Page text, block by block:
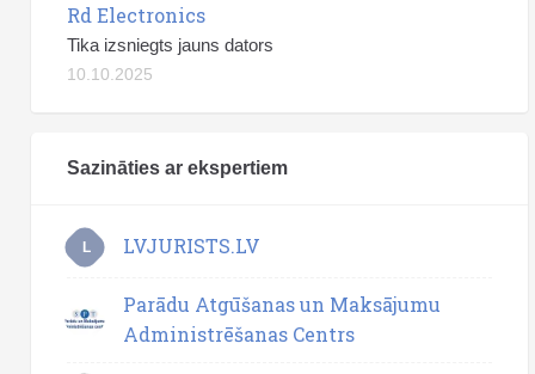
Rd Electronics
Tika izsniegts jauns dators
10.10.2025
Sazināties ar ekspertiem
L LVJURISTS.LV
Parādu Atgūšanas un Maksājumu
Administrēšanas Centrs